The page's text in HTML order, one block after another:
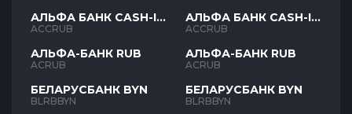
АЛЬФА БАНК CASH-IN
RUB
ACCRUB
АЛЬФА-БАНК RUB
ACRUB
БЕЛАРУСБАНК BYN
BLRBBYN
АЛЬФА БАНК CASH-IN
RUB
ACCRUB
АЛЬФА-БАНК RUB
ACRUB
БЕЛАРУСБАНК BYN
BLRBBYN